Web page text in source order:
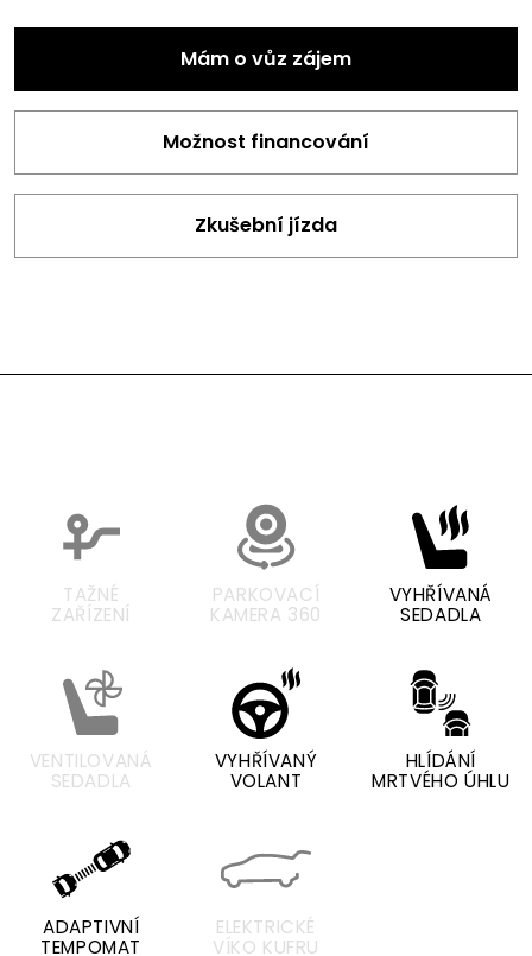
Mám o vůz zájem
Možnost financování
Zkušební jízda
TAŽNÉ
ZAŘÍZENÍ
PARKOVACÍ
KAMERA 360
VYHŘÍVANÁ
SEDADLA
VENTILOVANÁ
SEDADLA
VYHŘÍVANÝ
VOLANT
HLÍDÁNÍ
MRTVÉHO ÚHLU
ADAPTIVNÍ
TEMPOMAT
ELEKTRICKÉ
VÍKO KUFRU